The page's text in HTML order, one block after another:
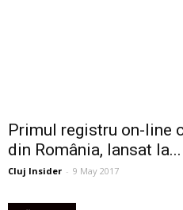
Primul registru on-line
din România, lansat la...
Cluj Insider - 9 May 2017